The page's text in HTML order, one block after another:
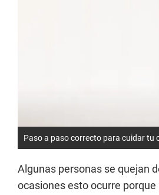
Paso a paso correcto para cuidar tu
Algunas personas se quejan
ocasiones esto ocurre